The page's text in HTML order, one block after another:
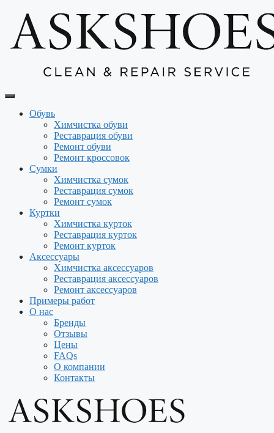
содержимому
Обувь
Химчистка обуви
Реставрация обуви
Ремонт обуви
Ремонт кроссовок
Сумки
Химчистка сумок
Реставрация сумок
Ремонт сумок
Куртки
Химчистка курток
Реставрация курток
Ремонт курток
Аксессуары
Химчистка аксессуаров
Реставрация аксессуаров
Ремонт аксессуаров
Примеры работ
О нас
Бренды
Отзывы
Цены
FAQs
О компании
Контакты